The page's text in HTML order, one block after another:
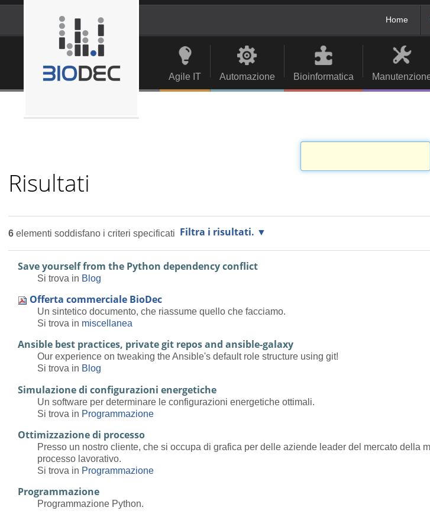
Home
Agile IT Automazione Bioinformatica
Risultati
6 elementi soddisfano i criteri specificati Filtra i risultati.
Save yourself from the Python dependency conflict
Si trova in Blog
Offerta commerciale BioDec
Un sintetico documento, che riassume quello che facciamo.
Si trova in miscellanea
Ansible best practices, private git repos and ansible-galaxy
Our experience on tweaking the Ansible's default role structure using git!
Si trova in Blog
Simulazione di configurazioni energetiche
Un software per determinare le configurazioni energetiche ottimali.
Si trova in Programmazione
Ottimizzazione di processo
Presso un nostro cliente, che si occupa di grafica per delle aziende leader del mercato della
processo lavorativo.
Si trova in Programmazione
Programmazione
Programmazione Python.